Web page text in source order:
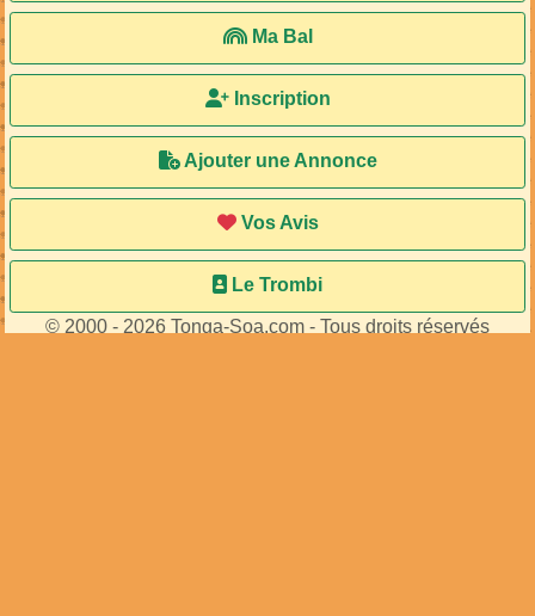
Ma Bal
Inscription
Ajouter une Annonce
Vos Avis
Le Trombi
© 2000 - 2026 Tonga-Soa.com - Tous droits réservés